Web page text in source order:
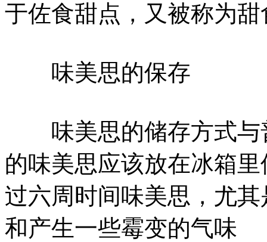
于佐食甜点，又被称为甜
味美思的保存
味美思的储存方式与
的味美思应该放在冰箱
过六周时间味美思，尤
和产生一些霉变的气味